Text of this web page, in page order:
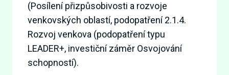
(Posílení přizpůsobivosti a rozvoje
venkovských oblastí, podopatření 2.1.4.
Rozvoj venkova (podopatření typu
LEADER+, investiční záměr Osvojování
schopností).